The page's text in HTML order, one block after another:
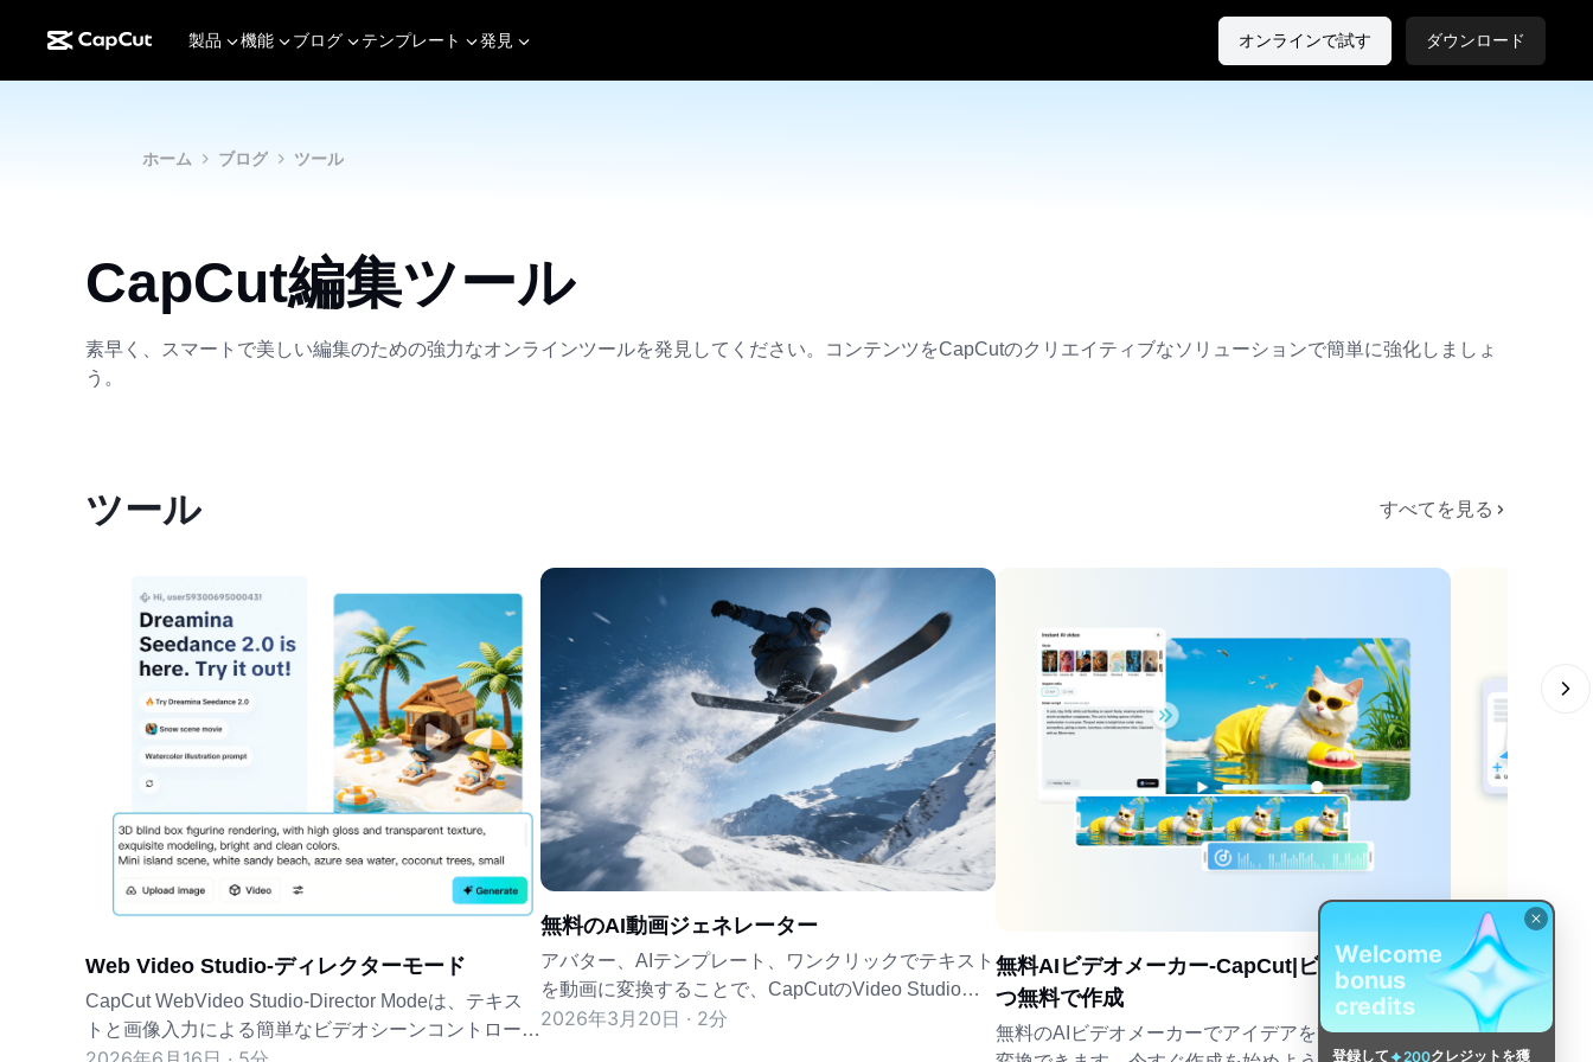
製品 機能 ブログ テンプレート 発見 オンラインで試す ダウンロード
ホーム ブログ ツール
CapCut編集ツール
素早く、スマートで美しい編集のための強力なオンラインツールを発見してください。コンテンツをCapCutのクリエイティブなソリューションで簡単に強化しましょ
う。
ツール すべてを見る
Web Video Studio-ディレクターモード
CapCut WebVideo Studio-Director Modeは、テキス
トと画像入力による簡単なビデオシーンコントロール
無料のAI動画ジェネレーター
アバター、AIテンプレート、ワンクリックでテキスト
を動画に変換することで、CapCutのVideo Studioで
瞬時に動画を生成し、洗練されたコンテンツをすぐに
2026年3月20日 · 2分
無料AIビデオメーカー-CapCut|ビデオを高速か
つ無料で作成
無料のAIビデオメーカーでアイデアを簡単にビデオに
無料AIデザイ
CapCutのAI画
ンプレート、ブ
Welcome
bonus
credits
登録して 200クレジットを獲